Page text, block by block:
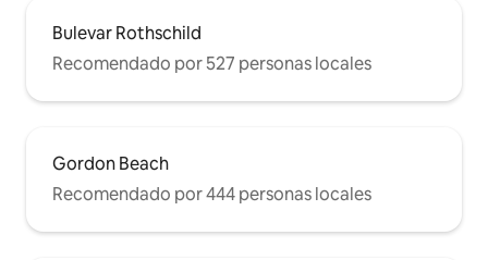
descanso final para las leyendas israelí,
Bialik, Dizengoff, Arik Einstein y otros,
este es un lugar verdaderamente
especial una pieza de la historia israelí.
silencioso, lo que permite un entorno
relajante, privado y tranquilo. Creemos
que es una vista impresionante y
hermosa, pero no dudes en ponerte en
contacto con nosotros si tienes alguna
Bulevar Rothschild
Recomendado por 527 personas locales
Gordon Beach
Recomendado por 444 personas locales